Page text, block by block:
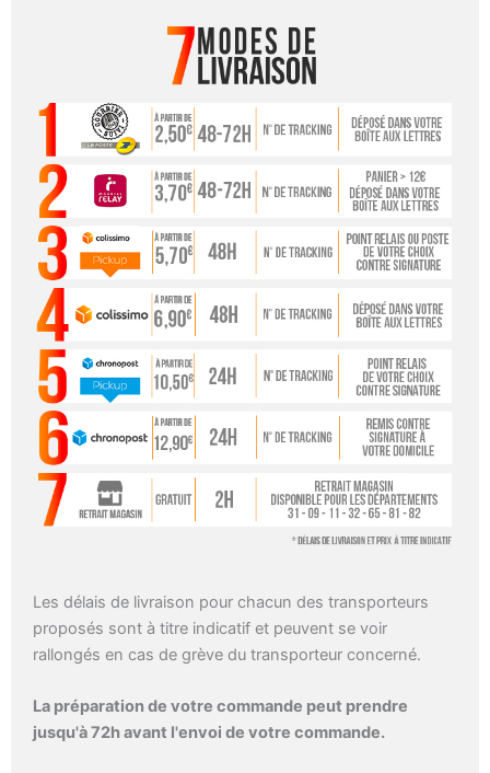
Les délais de livraison pour chacun des transporteurs
proposés sont à titre indicatif et peuvent se voir
rallongés en cas de grève du transporteur concerné.
La préparation de votre commande peut prendre
jusqu'à 72h avant l'envoi de votre commande.